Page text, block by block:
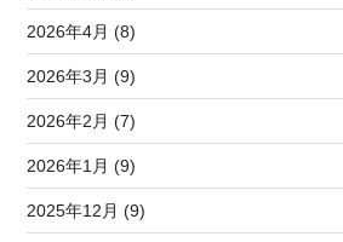
2026年4月 (8)
2026年3月 (9)
2026年2月 (7)
2026年1月 (9)
2025年12月 (9)